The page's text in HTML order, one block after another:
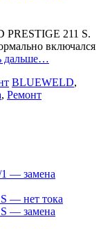
PRESTIGE 211 S.
включался
дальше…
BLUEWELD,
, Ремонт
— замена
— нет тока
— замена